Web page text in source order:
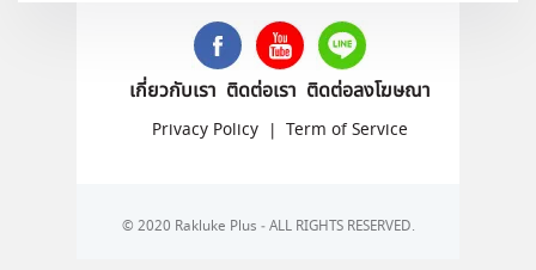
เกี่ยวกับเรา ติดต่อเรา ติดต่อลงโฆษณา
Privacy Policy | Term of Service
© 2020 Rakluke Plus - ALL RIGHTS RESERVED.